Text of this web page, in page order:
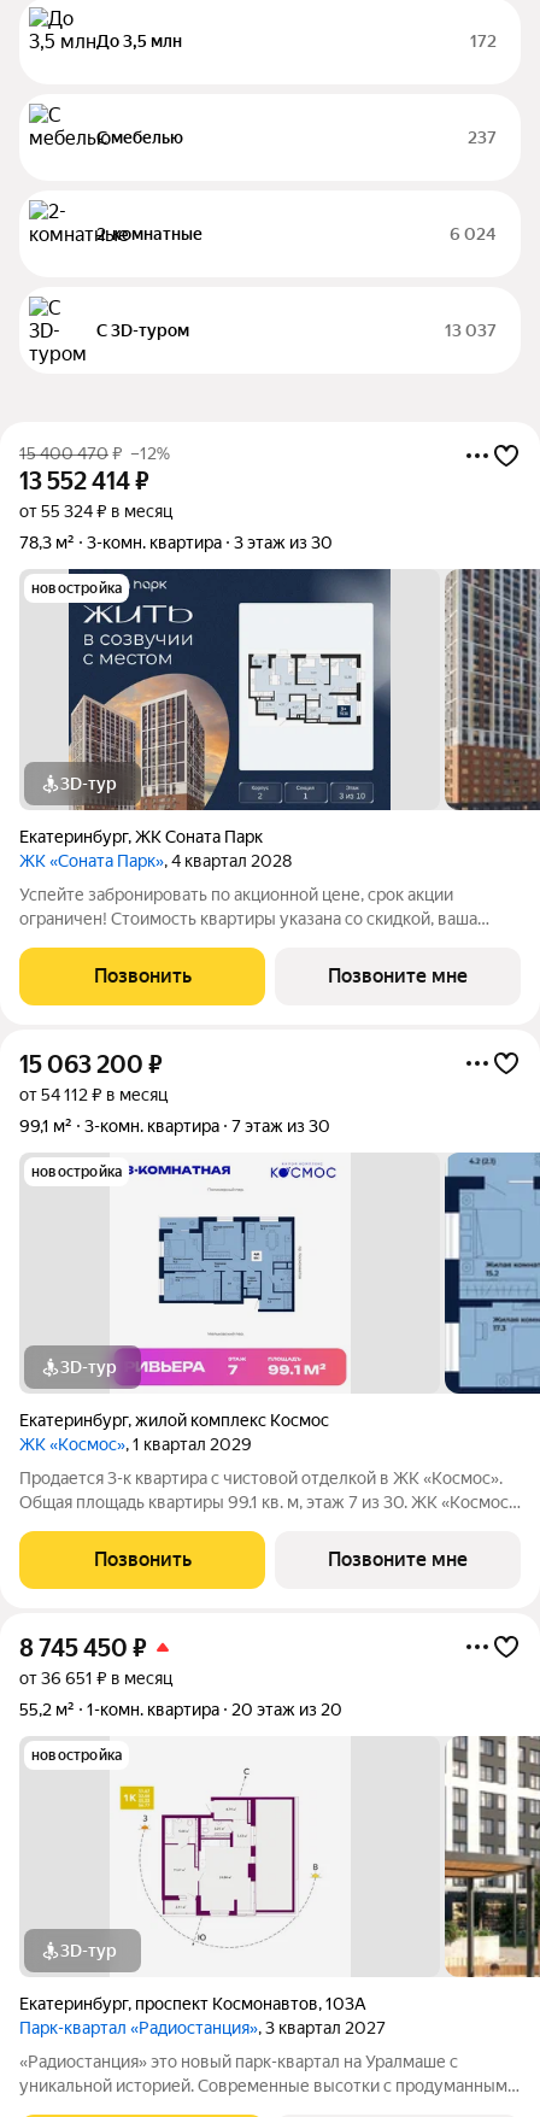
До 3,5 млн 172
С мебелью 237
2-комнатные 6 024
С 3D-туром 13 037
15 400 470₽ –12%
13 552 414₽
от 55 324 ₽ в месяц
78,3 м²
3-комн. квартира 3 этаж из 30
новостройка
3D-тур
Екатеринбург,ЖК Соната Парк
ЖК «Соната Парк», 4 квартал 2028
Успейте забронировать по акционной цене, срок акции
ограничен! Стоимость квартиры указана со скидкой, ваша
наши менеджеры вам все расскажут. Просторная 3-комн.
квартира в ЖК "Соната Парк" на 3
Позвонить Позвоните мне
15 063 200 ₽
от 54 112 ₽ в месяц
99,1 м²
3-комн. квартира 7 этаж из 30
новостройка
3D-тур
Екатеринбург,жилой комплекс Космос
ЖК «Космос», 1 квартал 2029
Продается 3-к квартира с чистовой отделкой в ЖК «Космос».
Общая площадь квартиры 99.1 кв. м, этаж 7 из 30. ЖК «Космос»
Екатеринбурге. Проект объединяет восемь домов с
выразительной архитектурой и
Позвонить Позвоните мне
8 745 450 ₽
от 36 651 ₽ в месяц
55,2 м²
1-комн. квартира 20 этаж из 20
новостройка
3D-тур
Екатеринбург, проспект Космонавтов,103А
Парк-квартал «Радиостанция», 3 квартал 2027
«Радиостанция» это новый парк-квартал на Уралмаше с
уникальной историей. Современные высотки с продуманными